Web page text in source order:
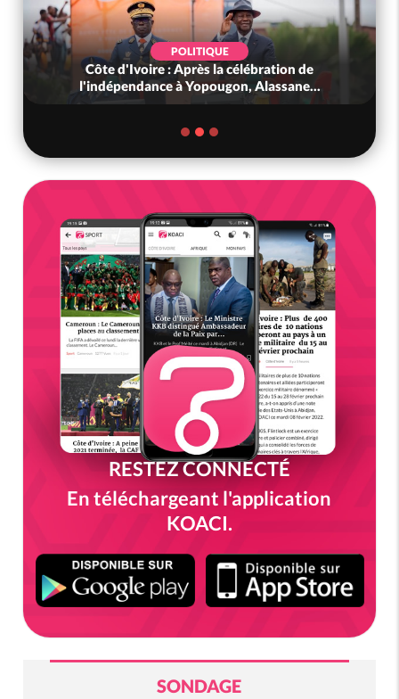
POLITIQUE
Côte d'Ivoire : Après la célébration de
l'indépendance à Yopougon, Alassane...
RESTEZ CONNECTÉ
En téléchargeant l'application
KOACI.
SONDAGE